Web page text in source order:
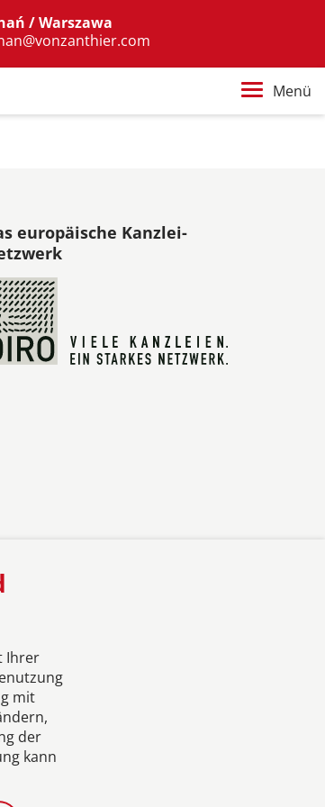
/ Warszawa
Menü
europäische Kanzlei-
Ihrer
mit
der
kann